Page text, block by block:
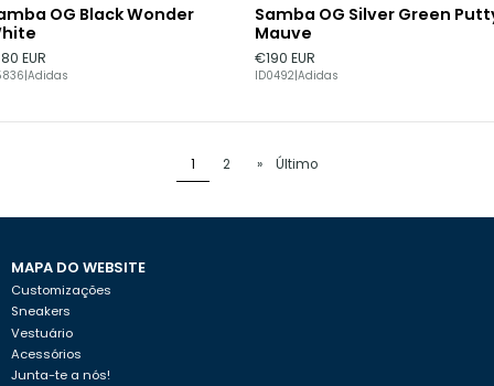
OG Black Wonder
EUR
|Adidas
Samba OG Silver Green
Mauve
€190 EUR
ID0492|Adidas
1 2 » Último
MAPA DO WEBSITE
Customizações
Sneakers
Vestuário
Acessórios
Junta-te a nós!